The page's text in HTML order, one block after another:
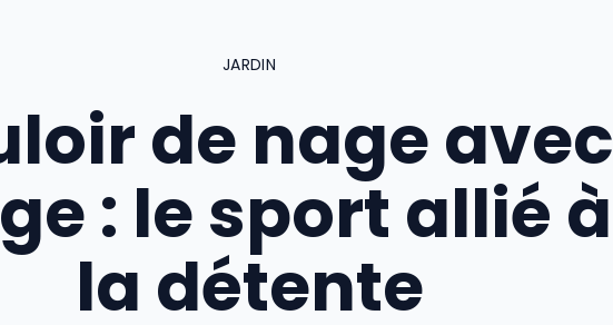
JARDIN
de nage avec
: le sport allié à
la détente